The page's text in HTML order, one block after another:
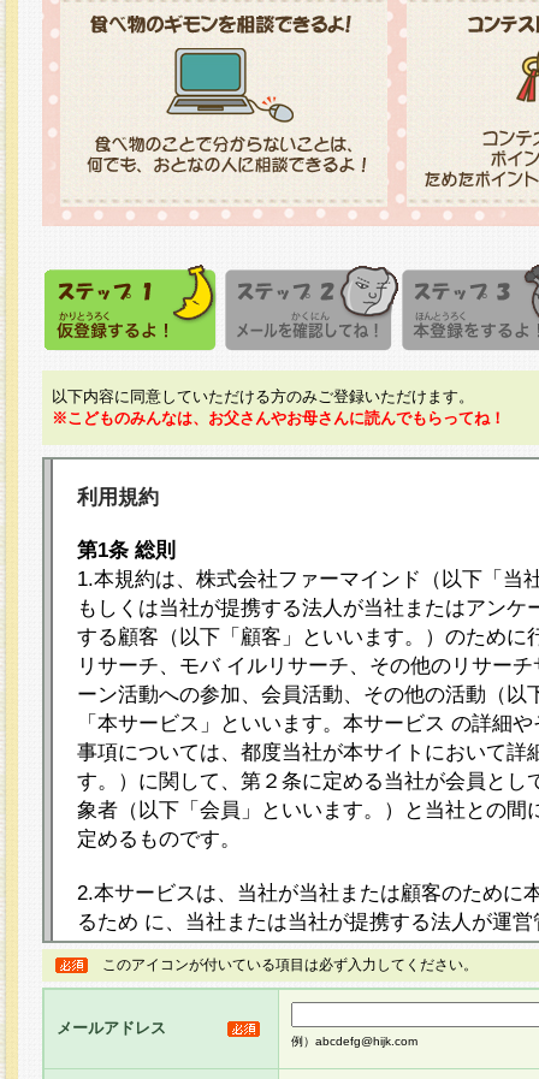
以下内容に同意していただける方のみご登録いただけます。
※こどものみんなは、お父さんやお母さんに読んでもらってね！
利用規約
第1条 総則
1.本規約は、株式会社ファーマインド（以下「当
もしくは当社が提携する法人が当社またはアンケ
する顧客（以下「顧客」といいます。）のために
リサーチ、モバ イルリサーチ、その他のリサー
ーン活動への参加、会員活動、その他の活動（以
「本サービス」といいます。本サービス の詳細
事項については、都度当社が本サイトにおいて詳
す。）に関して、第２条に定める当社が会員とし
象者（以下「会員」といいます。）と当社との間
定めるものです。
2.本サービスは、当社が当社または顧客のために
るため に、当社または当社が提携する法人が運
ト（以下「本サイト」といいます。）上に本サー
ージを設け、会員がアンケー ト調査に回答する
し、その結果を当社が集計・分析その他の利用を
るものです。なお、本サービスは、それぞれの目
員に対して本サービスの依頼を行うこともあり、
このアイコンが付いている項目は必ず入力してください。
メールアドレス
例）abcdefg@hijk.com